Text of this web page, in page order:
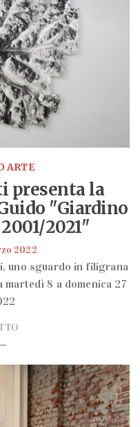
ARTE
presenta la
"Giardino
2021"
2022
uno sguardo in filigrana
8 a domenica 27